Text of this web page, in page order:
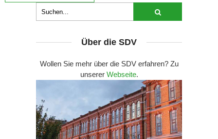
Über die SDV
Wollen Sie mehr über die SDV erfahren? Zu
unserer Webseite.